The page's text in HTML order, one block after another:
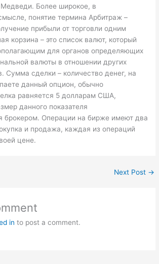
Медведи. Более широкое, в
понятие термина Арбитраж –
прибыли от торговли одним
корзина – это список валют, который
для органов определяющих
валюты в отношении других
Сумма сделки – количество денег, на
данный опцион, обычно
равняется 5 долларам США,
данного показателя
брокером. Операции на бирже имеют два
и продажа, каждая из операций
цене.
Next Post →
in to post a comment.